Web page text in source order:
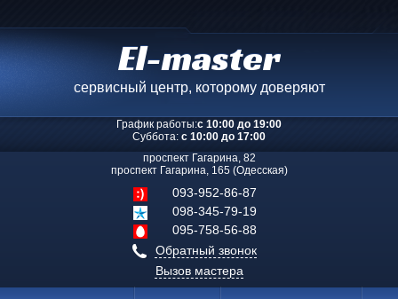
El-master
сервисный центр, которому доверяют
График работы:с 10:00 до 19:00
Суббота: с 10:00 до 17:00
проспект Гагарина, 82
проспект Гагарина, 165 (Одесская)
093-952-86-87
098-345-79-19
095-758-56-88
Обратный звонок
Вызов мастера